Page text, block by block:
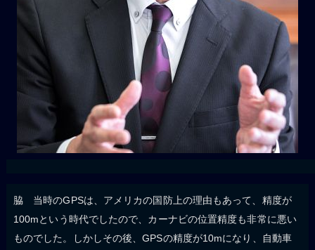
脇 当時のGPSは、アメリカの国防上の理由もあって、精度が
100mという時代でしたので、カーナビの位置精度も非常に悪い
ものでした。しかしその後、GPSの精度が10mになり、自動車